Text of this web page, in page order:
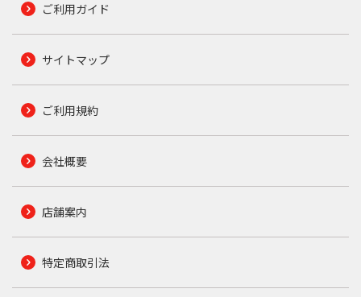
ご利用ガイド
サイトマップ
ご利用規約
会社概要
店舗案内
特定商取引法